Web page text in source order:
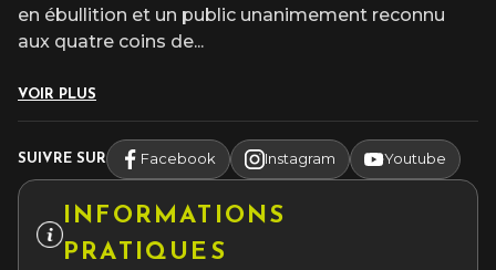
en ébullition et un public unanimement reconnu
aux quatre coins de...
VOIR PLUS
SUIVRE SUR Facebook Instagram Youtube
INFORMATIONS
PRATIQUES